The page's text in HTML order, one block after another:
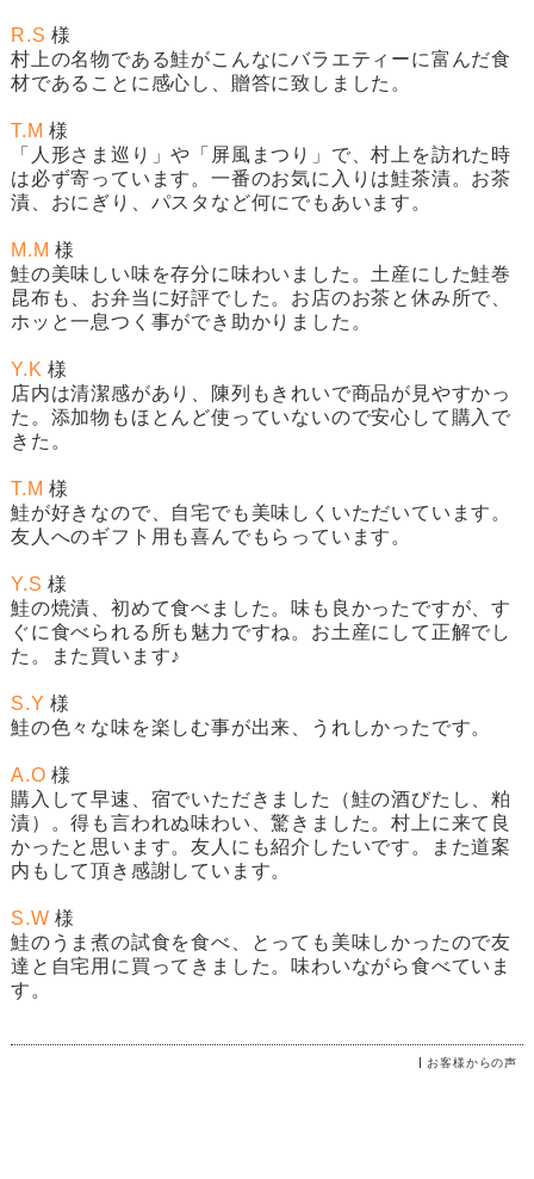
R.S 様
村上の名物である鮭がこんなにバラエティーに富んだ食
材であることに感心し、贈答に致しました。
T.M 様
「人形さま巡り」や「屏風まつり」で、村上を訪れた時
は必ず寄っています。一番のお気に入りは鮭茶漬。お茶
漬、おにぎり、パスタなど何にでもあいます。
M.M 様
鮭の美味しい味を存分に味わいました。土産にした鮭巻
昆布 も、お弁当に好評でした。お店のお茶と休み所で、
ホッと一息つく事ができ助かりました。
Y.K 様
店内は清潔感があり、陳列もきれいで商品が見やすかっ
た。添加物もほとんど使っていないので安心して購入で
きた。
T.M 様
鮭が好きなので、自宅でも美味しくいただいています。
友人へのギフト用も喜んでもらっています。
Y.S 様
鮭の焼漬 、初めて食べました。味も良かったですが、す
ぐに食べられる所も魅力ですね。お土産にして正解でし
た。また買います♪
S.Y 様
鮭の色々な味を楽しむ事が出来、うれしかったです。
A.O 様
購入して早速、宿でいただきました（鮭の酒びたし、粕
漬）。得も言われぬ味わい、驚きました。村上に来て良
かったと思います。友人にも紹介したいです。また道案
内もして頂き感謝しています。
S.W 様
鮭のうま煮の試食を食べ、とっても美味しかったので友
達と自宅用に買ってきました。味わいながら食べていま
す。
お客様からの声